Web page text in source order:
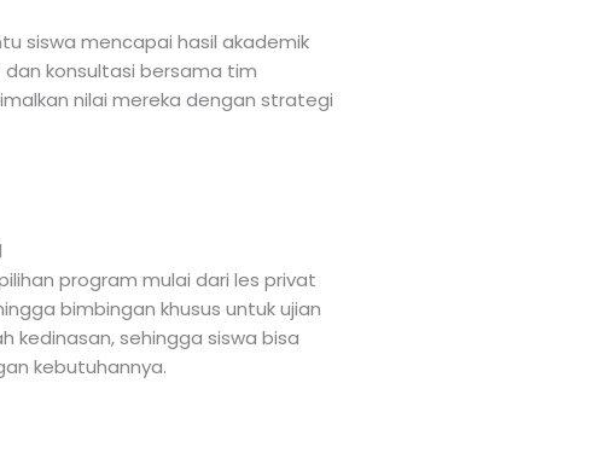
siswa mencapai hasil akademik
konsultasi bersama tim
nilai mereka dengan strategi
program mulai dari les privat
bimbingan khusus untuk ujian
kedinasan, sehingga siswa bisa
kebutuhannya.